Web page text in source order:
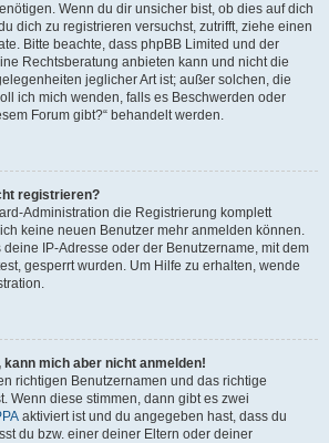
Wenn du dir unsicher bist, ob dies auf dich
dich zu registrieren versuchst, zutrifft, ziehe einen
Bitte beachte, dass phpBB Limited und der
Rechtsberatung anbieten kann und nicht die
jeglicher Art ist; außer solchen, die
ich mich wenden, falls es Beschwerden oder
Forum gibt?“ behandelt werden.
registrieren?
Administration die Registrierung komplett
keine neuen Benutzer mehr anmelden können.
deine IP-Adresse oder der Benutzername, mit dem
gesperrt wurden. Um Hilfe zu erhalten, wende
mich aber nicht anmelden!
richtigen Benutzernamen und das richtige
Wenn diese stimmen, dann gibt es zwei
aktiviert ist und du angegeben hast, dass du
du bzw. einer deiner Eltern oder deiner